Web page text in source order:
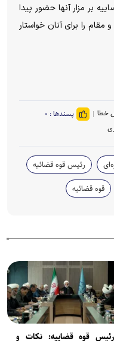
بر مزار آنها حضور پیدا
مقام را برای آنان خواستار
خطا پسندها : ۰
رئیس قوه قضائیه
قوه قضائیه
رئیس قوه قضاییه: نکات و